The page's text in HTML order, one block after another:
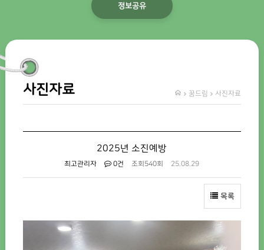
정보공유
사진자료 꿈드림 사진자료
2025년 소진예방
최고관리자 0건 조회 540회 25.08.29
목록